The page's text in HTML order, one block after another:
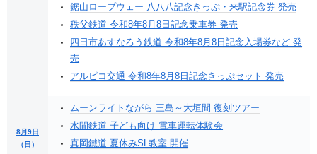
鋸山ロープウェー 八八八記念きっぷ・来駅記念券 発売
秩父鉄道 令和8年8月8日記念乗車券 発売
四日市あすなろう鉄道 令和8年8月8日記念入場券など 発
売
アルピコ交通 令和8年8月8日記念きっぷセット 発売
8月9日
（日）
ムーンライトながら 三島～大垣間 復刻ツアー
水間鉄道 子ども向け 電車運転体験会
真岡鐵道 夏休みSL教室 開催